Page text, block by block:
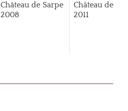
Château de Sarpe
2008
Château de
2011